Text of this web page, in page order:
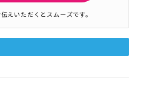
えいただくとスムーズです。